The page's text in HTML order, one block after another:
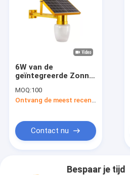
6W van de
geïntegreerde Zonne
Automatische Zonne
de Tuinlichten
MOQ:100
Contact nu
Bespaar je tijd